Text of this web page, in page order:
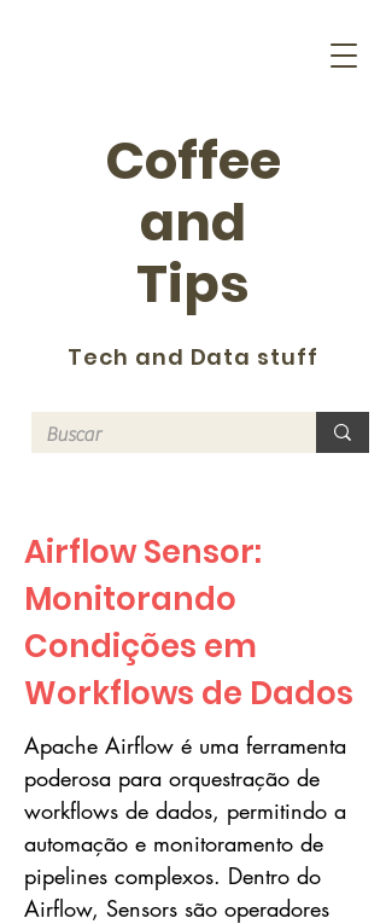
Coffee
and
Tips
Tech and Data stuff
Airflow Sensor:
Monitorando
Condições em
Workflows de Dados
Apache Airflow é uma ferramenta
poderosa para orquestração de
workflows de dados, permitindo a
automação e monitoramento de
pipelines complexos. Dentro do
Airflow, Sensors são operadores